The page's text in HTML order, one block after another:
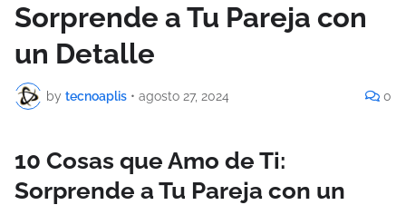
Sorprende a Tu Pareja con
un Detalle
by tecnoaplis • agosto 27, 2024 0
10 Cosas que Amo de Ti:
Sorprende a Tu Pareja con un